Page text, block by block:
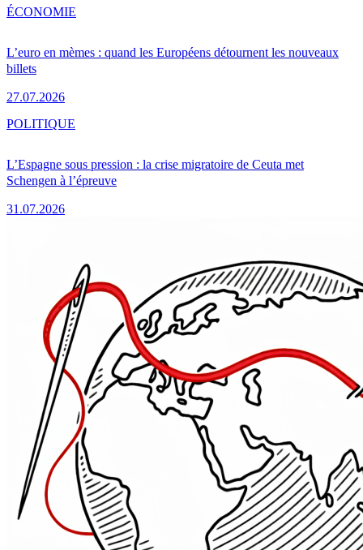
L’euro en mèmes : quand les Européens détournent les nouveaux
billets
27.07.2026
ÉCONOMIE
L’Espagne sous pression : la crise migratoire de Ceuta met
Schengen à l’épreuve
31.07.2026
POLITIQUE